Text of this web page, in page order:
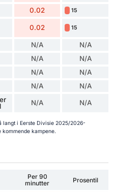
0.02 15
0.02 15
N/A N/A
N/A N/A
N/A N/A
N/A N/A
N/A N/A
langt i Eerste Divisie 2025/2026-
kampene.
Per 90
minutter
Prosentil